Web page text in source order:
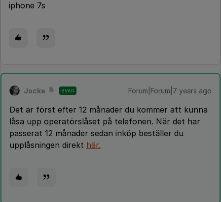
iphone 7s
Jocke SVAR Forum|Forum|7 years ago
Det är först efter 12 månader du kommer att kunna
låsa upp operatörslåset på telefonen. När det har
passerat 12 månader sedan inköp beställer du
upplåsningen direkt här.